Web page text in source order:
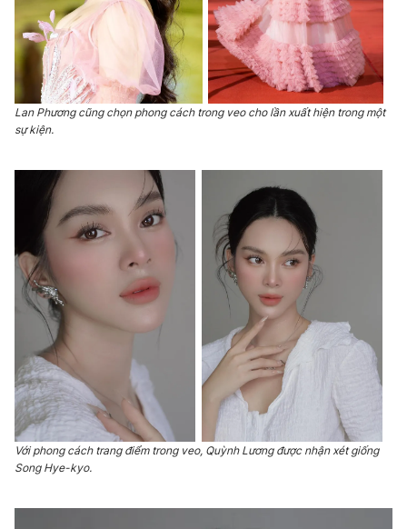
Lan Phương cũng chọn phong cách trong veo cho lần xuất hiện trong một
sự kiện.
Với phong cách trang điểm trong veo, Quỳnh Lương được nhận xét giống
Song Hye-kyo.